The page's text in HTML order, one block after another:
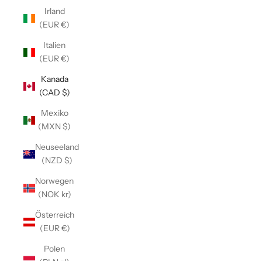
Irland
(EUR €)
Italien
(EUR €)
Kanada
(CAD $)
Mexiko
(MXN $)
Neuseeland
(NZD $)
Norwegen
(NOK kr)
Österreich
(EUR €)
Polen